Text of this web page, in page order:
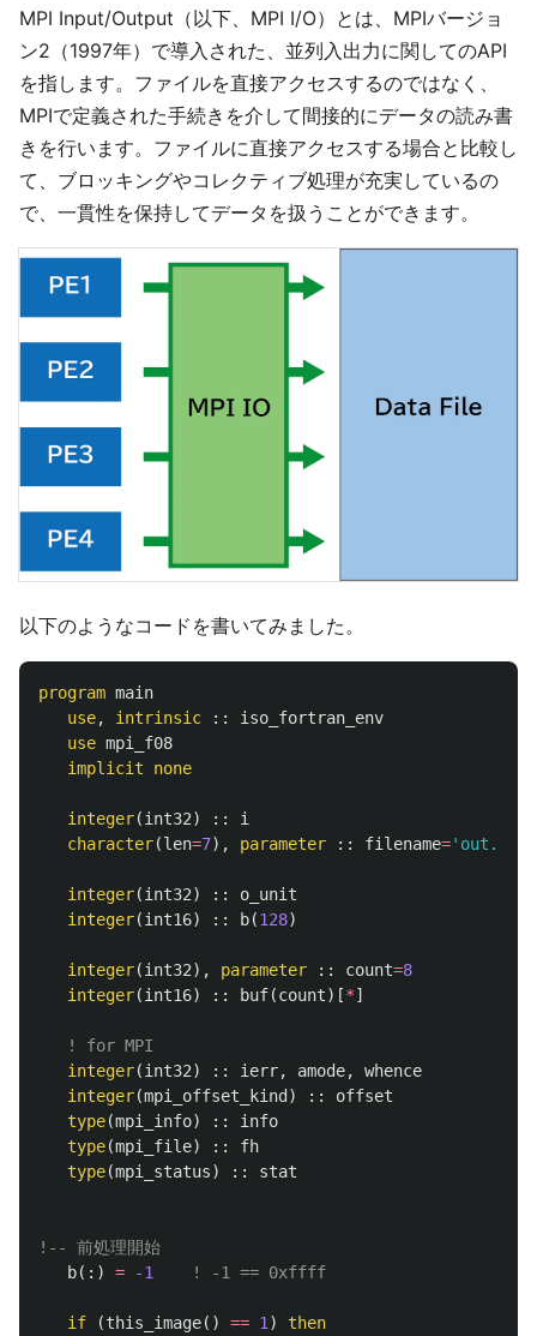
MPI Input/Output（以下、MPI I/O）とは、MPIバージョ
ン2（1997年）で導入された、並列入出力に関してのAPI
を指します。ファイルを直接アクセスするのではなく、
MPIで定義された手続きを介して間接的にデータの読み書
きを行います。ファイルに直接アクセスする場合と比較し
て、ブロッキングやコレクティブ処理が充実しているの
で、一貫性を保持してデータを扱うことができます。
以下のようなコードを書いてみました。
program main
use, intrinsic ::
iso_fortran_env
use mpi_f08
implicit
none
integer(int32) ::
i
character(len=7), parameter :: filename='out.bin'
integer(int32) ::
o_unit
integer(int16) :: b(128)
integer(int32), parameter :: count=8
integer(int16) :: buf(count)[*]
! for MPI
integer(int32) :: ierr, amode,
whence
integer(mpi_offset_kind) ::
offset
type(mpi_info) ::
info
type(mpi_file) ::
fh
type(mpi_status) :: stat
!-- 前処理開始
b(:) = -1 ! -1 == 0xffff
if (this_image() == 1 )
then